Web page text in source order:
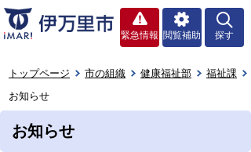
緊急情報 閲覧補助 探す
トップページ 市の組織 健康福祉部
福祉課
お知らせ
お知らせ